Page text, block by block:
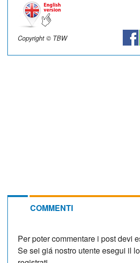
Copyright © TBW
COMMENTI
Per poter commentare i post devi
Se sei giá nostro utente esegui il